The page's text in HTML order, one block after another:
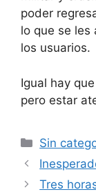
poder
lo que se les
los usuarios.
Igual hay
pero estar
Sin
Tres